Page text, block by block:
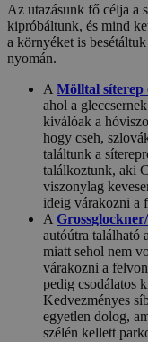
Az utazásunk fő célja a
kipróbáltunk, és mind
a környéket is
nyomán.
A Mölltal síterep
ahol a
kiválóak a
hogy cseh,
találtunk a
találkoztunk, aki
viszonylag
ideig várakozni a
A
autóútra található
miatt sehol nem
várakozni a
pedig csodálatos
Kedvezményes
egyetlen dolog,
szélén kellett